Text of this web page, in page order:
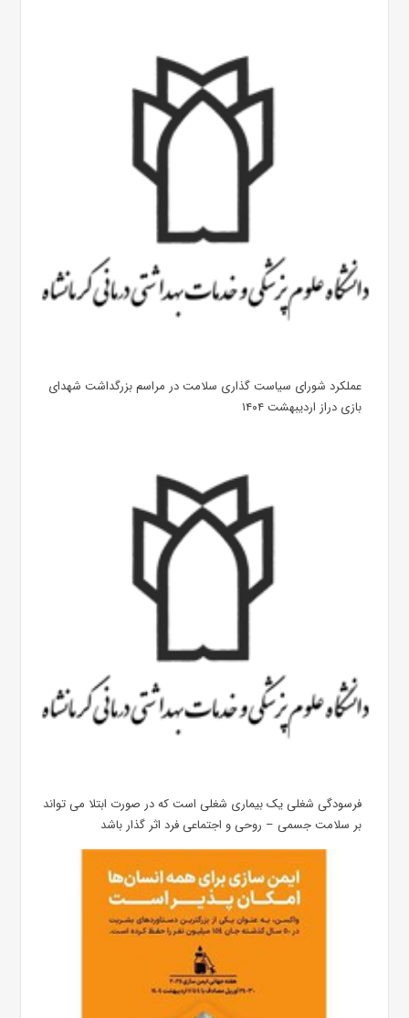
عملکرد شورای سیاست گذاری سلامت در مراسم بزرگداشت شهدای
بازی دراز اردیبهشت ۱۴۰۴
فرسودگی شغلی یک بیماری شغلی است که در صورت ابتلا می تواند
بر سلامت جسمی – روحی و اجتماعی فرد اثر گذار باشد